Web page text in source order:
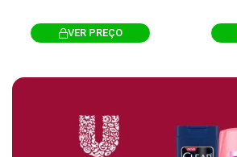
VER PREÇO